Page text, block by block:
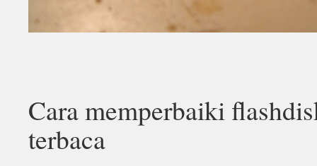
Cara memperbaiki
terbaca